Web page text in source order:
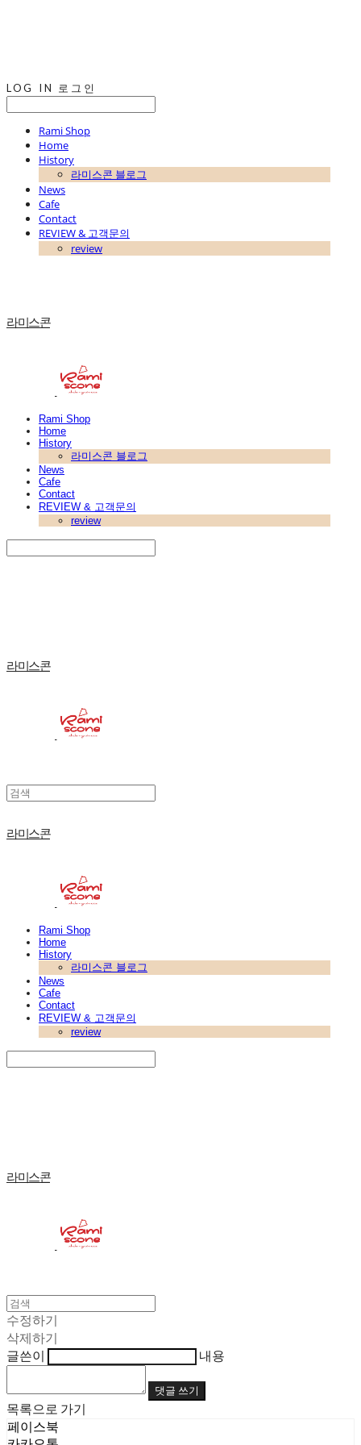
LOG IN 로그인
Rami Shop
Home
History
라미스콘 블로그
News
Cafe
Contact
REVIEW & 고객문의
review
라미스콘
Rami Shop
Home
History
라미스콘 블로그
News
Cafe
Contact
REVIEW & 고객문의
review
라미스콘
라미스콘
Rami Shop
Home
History
라미스콘 블로그
News
Cafe
Contact
REVIEW & 고객문의
review
라미스콘
수정하기
삭제하기
글쓴이
내용
댓글 쓰기
목록으로 가기
페이스북